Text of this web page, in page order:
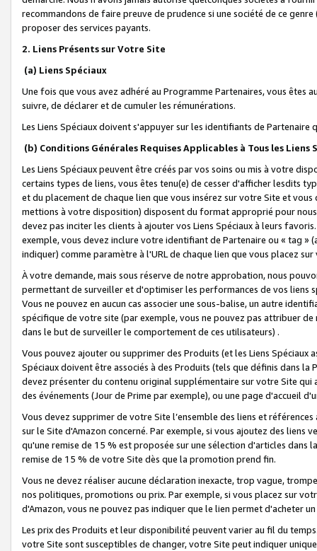
recommandons de faire preuve de prudence si une société de ce
proposer des services payants.
2. Liens Présents sur Votre Site
(a) Liens Spéciaux
Une fois que vous avez adhéré au Programme Partenaires, vous êtes
suivre, de déclarer et de cumuler les rémunérations.
Les Liens Spéciaux doivent s'appuyer sur les identifiants de Partenaire
(b) Conditions Générales Requises Applicables à Tous les Liens
Les Liens Spéciaux peuvent être créés par vos soins ou mis à votre
certains types de liens, vous êtes tenu(e) de cesser d'afficher lesdits
et du placement de chaque lien que vous insérez sur votre Site et
mettions à votre disposition) disposent du format approprié pour
devez pas inciter les clients à ajouter vos Liens Spéciaux à leurs
exemple, vous devez inclure votre identifiant de Partenaire ou « tag
indiquer) comme paramètre à l'URL de chaque lien que vous placez
À votre demande, mais sous réserve de notre approbation, nous
permettant de surveiller et d'optimiser les performances de vos liens
Vous ne pouvez en aucun cas associer une sous-balise, un autre
spécifique de votre site (par exemple, vous ne pouvez pas attribuer
dans le but de surveiller le comportement de ces utilisateurs) .
Vous pouvez ajouter ou supprimer des Produits (et les Liens
Spéciaux doivent être associés à des Produits (tels que définis dans
devez présenter du contenu original supplémentaire sur votre Site qui
des événements (Jour de Prime par exemple), ou une page d'accueil
Vous devez supprimer de votre Site l’ensemble des liens et
sur le Site d'Amazon concerné. Par exemple, si vous ajoutez des
qu'une remise de 15 % est proposée sur une sélection d'articles
remise de 15 % de votre Site dès que la promotion prend fin.
Vous ne devez réaliser aucune déclaration inexacte, trop vague,
nos politiques, promotions ou prix. Par exemple, si vous placez sur
d'Amazon, vous ne pouvez pas indiquer que le lien permet d'acheter
Les prix des Produits et leur disponibilité peuvent varier au fil du
votre Site sont susceptibles de changer, votre Site peut indiquer